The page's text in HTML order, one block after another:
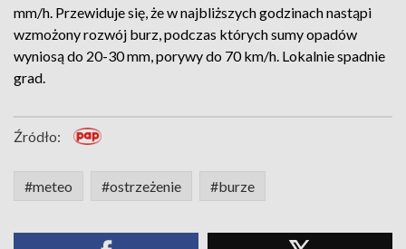
mm/h. Przewiduje się, że w najbliższych godzinach nastąpi
wzmożony rozwój burz, podczas których sumy opadów
wyniosą do 20-30 mm, porywy do 70 km/h. Lokalnie spadnie
grad.
Źródło:
#meteo #ostrzeżenie #burze